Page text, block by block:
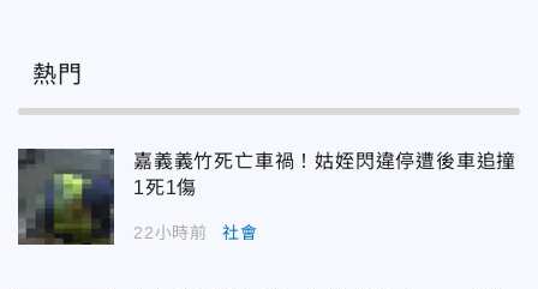
熱門
嘉義義竹死亡車禍！姑姪閃違停遭後車追撞
1死1傷
22小時前 社會